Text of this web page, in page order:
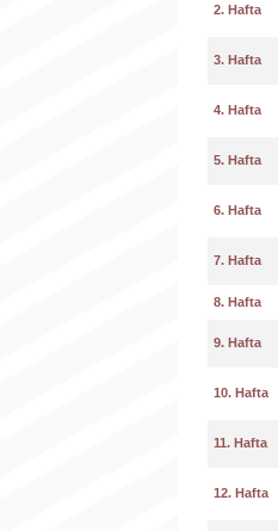
2. Hafta
3. Hafta
4. Hafta
5. Hafta
6. Hafta
7. Hafta
8. Hafta
9. Hafta
10. Hafta
11. Hafta
12. Hafta